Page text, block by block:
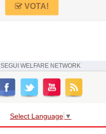
VOTA!
SEGUI WELFARE NETWORK
Select Language ▼